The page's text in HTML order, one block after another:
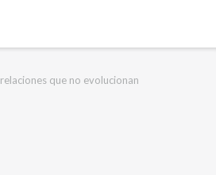
relaciones que no evolucionan